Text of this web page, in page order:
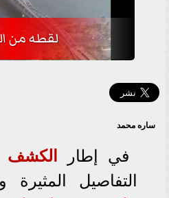
لقطه من
ساره محمد
في إطار الكشف
التفاصيل المثيرة